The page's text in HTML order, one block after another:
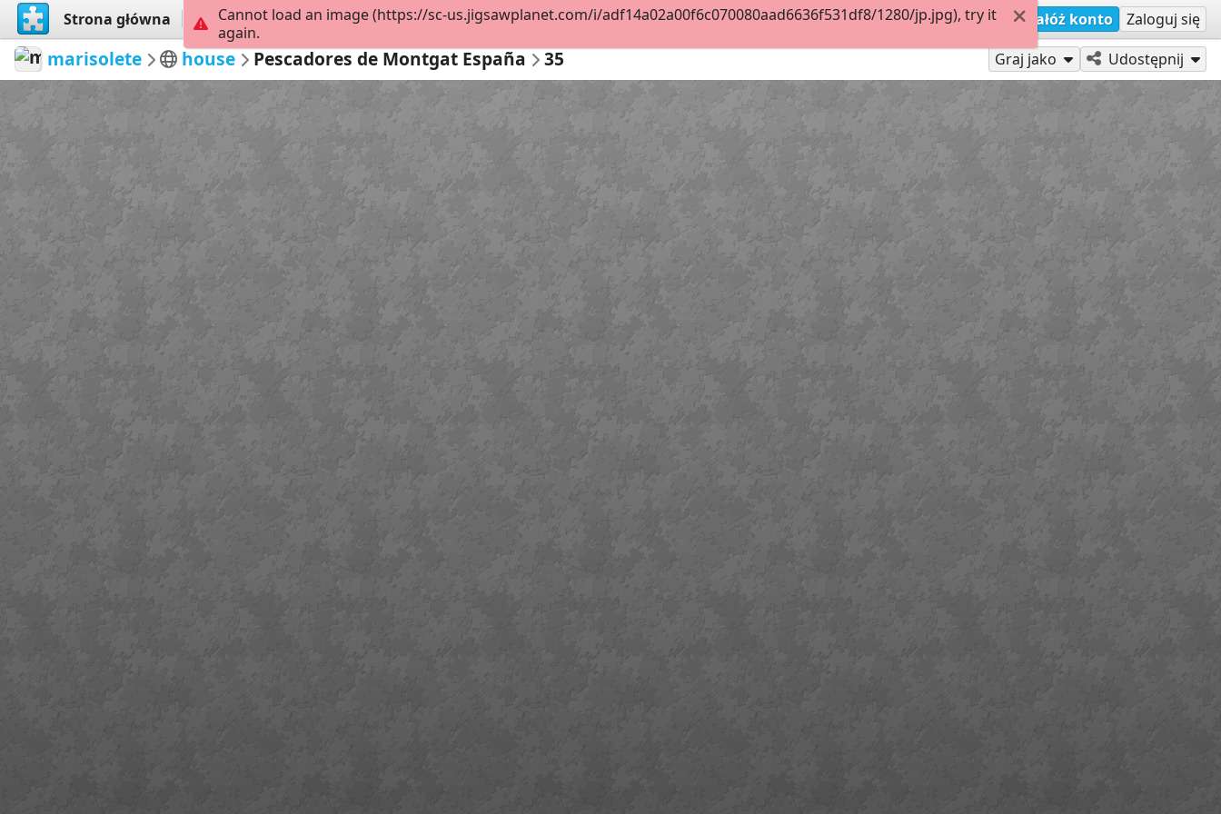
Strona główna Przeglądaj Stwórz Załóż konto Zaloguj się
marisolete house Pescadores de Montgat España 35 Graj jako Udostępnij
Cannot load an image (https://sc-us.jigsawplanet.com/i/adf14a02a00f6c070080aad6636f531df8/1280/jp.jpg), try it
again.